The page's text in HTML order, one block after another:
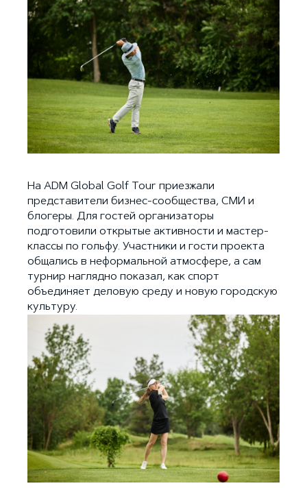
На ADM Global Golf Tour приезжали
представители бизнес-сообщества, СМИ и
блогеры. Для гостей организаторы
подготовили открытые активности и мастер-
классы по гольфу. Участники и гости проекта
общались в неформальной атмосфере, а сам
турнир наглядно показал, как спорт
объединяет деловую среду и новую городскую
культуру.